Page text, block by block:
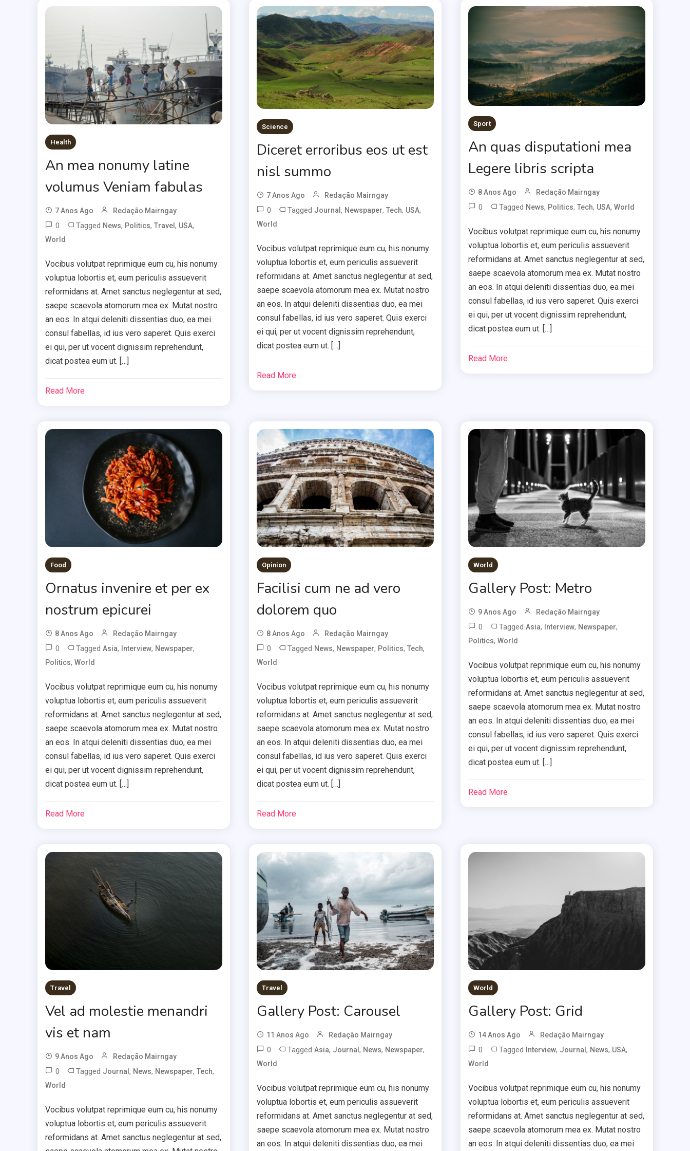
Health
An mea nonumy latine
volumus Veniam fabulas
7 Anos Ago Redação Mairngay
0 Tagged News, Politics,Travel, USA,
World
Vocibus volutpat reprimique eum cu, his nonumy
voluptua lobortis et, eum periculis assueverit
reformidans at. Amet sanctus neglegentur at sed,
saepe scaevola atomorum mea ex. Mutat nostro
an eos. In atqui deleniti dissentias duo, ea mei
consul fabellas, id ius vero saperet. Quis exerci
ei qui, per ut vocent dignissim reprehendunt,
dicat postea eum ut. […]
Read More
Science
Diceret erroribus eos ut est
nisl summo
7 Anos Ago Redação Mairngay
0 Tagged Journal, Newspaper,Tech, USA,
World
Vocibus volutpat reprimique eum cu, his nonumy
voluptua lobortis et, eum periculis assueverit
reformidans at. Amet sanctus neglegentur at sed,
saepe scaevola atomorum mea ex. Mutat nostro
an eos. In atqui deleniti dissentias duo, ea mei
consul fabellas, id ius vero saperet. Quis exerci
ei qui, per ut vocent dignissim reprehendunt,
dicat postea eum ut. […]
Read More
Sport
An quas disputationi mea
Legere libris scripta
8 Anos Ago Redação Mairngay
0 Tagged News, Politics, Tech, USA, World
Vocibus volutpat reprimique eum cu, his nonumy
voluptua lobortis et, eum periculis assueverit
reformidans at. Amet sanctus neglegentur at sed,
saepe scaevola atomorum mea ex. Mutat nostro
an eos. In atqui deleniti dissentias duo, ea mei
consul fabellas, id ius vero saperet. Quis exerci
ei qui, per ut vocent dignissim reprehendunt,
dicat postea eum ut. […]
Read More
Food
Ornatus invenire et per ex
nostrum epicurei
8 Anos Ago Redação Mairngay
0 TaggedAsia, Interview, Newspaper,
Politics,World
Vocibus volutpat reprimique eum cu, his nonumy
voluptua lobortis et, eum periculis assueverit
reformidans at. Amet sanctus neglegentur at sed,
saepe scaevola atomorum mea ex. Mutat nostro
an eos. In atqui deleniti dissentias duo, ea mei
consul fabellas, id ius vero saperet. Quis exerci
ei qui, per ut vocent dignissim reprehendunt,
dicat postea eum ut. […]
Read More
Opinion
Facilisi cum ne ad vero
dolorem quo
8 Anos Ago Redação Mairngay
0 Tagged News, Newspaper, Politics,Tech,
World
Vocibus volutpat reprimique eum cu, his nonumy
voluptua lobortis et, eum periculis assueverit
reformidans at. Amet sanctus neglegentur at sed,
saepe scaevola atomorum mea ex. Mutat nostro
an eos. In atqui deleniti dissentias duo, ea mei
consul fabellas, id ius vero saperet. Quis exerci
ei qui, per ut vocent dignissim reprehendunt,
dicat postea eum ut. […]
Read More
World
Gallery Post: Metro
9 Anos Ago Redação Mairngay
0 Tagged Asia, Interview, Newspaper,
Politics, World
Vocibus volutpat reprimique eum cu, his nonumy
voluptua lobortis et, eum periculis assueverit
reformidans at. Amet sanctus neglegentur at sed,
saepe scaevola atomorum mea ex. Mutat nostro
an eos. In atqui deleniti dissentias duo, ea mei
consul fabellas, id ius vero saperet. Quis exerci
ei qui, per ut vocent dignissim reprehendunt,
dicat postea eum ut. […]
Read More
Travel
Vel ad molestie menandri
vis et nam
9 Anos Ago Redação Mairngay
0 Tagged Journal, News, Newspaper,Tech,
World
Vocibus volutpat reprimique eum cu, his nonumy
voluptua lobortis et, eum periculis assueverit
reformidans at. Amet sanctus neglegentur at sed,
Travel
Gallery Post: Carousel
11 Anos Ago Redação Mairngay
0 TaggedAsia, Journal, News, Newspaper,
World
Vocibus volutpat reprimique eum cu, his nonumy
voluptua lobortis et, eum periculis assueverit
reformidans at. Amet sanctus neglegentur at sed,
saepe scaevola atomorum mea ex. Mutat nostro
an eos. In atqui deleniti dissentias duo, ea mei
World
Gallery Post: Grid
14 Anos Ago Redação Mairngay
0 Tagged Interview, Journal , News, USA,
World
Vocibus volutpat reprimique eum cu, his nonumy
voluptua lobortis et, eum periculis assueverit
reformidans at. Amet sanctus neglegentur at sed,
saepe scaevola atomorum mea ex. Mutat nostro
an eos. In atqui deleniti dissentias duo, ea mei